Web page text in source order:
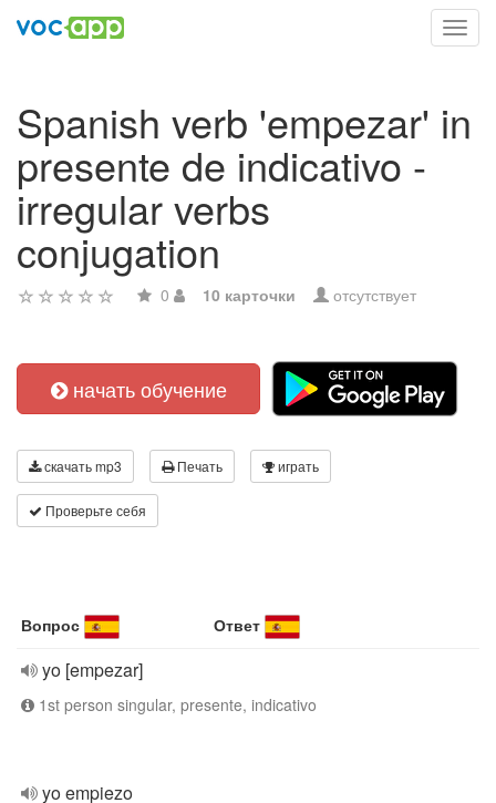
Spanish verb 'empezar' in
presente de indicativo -
irregular verbs
conjugation
0 10 карточки отсутствует
начать обучение
скачать mp3 Печать играть
Проверьте себя
Вопрос Ответ
yo [empezar]
1st person singular, presente, indicativo
yo empiezo